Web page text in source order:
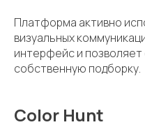
Платформа активно
визуальных
интерфейс и позволяет
собственную подборку.
Color Hunt